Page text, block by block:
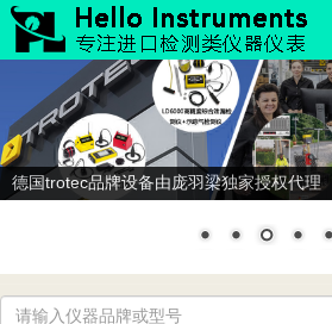
德国trotec品牌设备由庞羽梁独家授权代理